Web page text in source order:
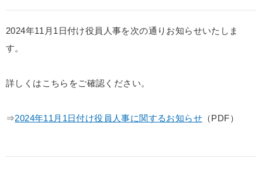
2024年11月1日付け役員人事を次の通りお知らせいたしま
す。
詳しくはこちらをご確認ください。
⇒2024年11月1日付け役員人事に関するお知らせ （PDF）